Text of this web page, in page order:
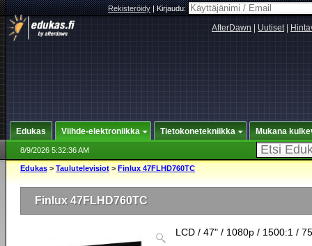
Rekisteröidy|Kirjaudu:
AfterDawn Uutiset|
Edukas Viihde-elektroniikka Tietokonetekniikka Mukana
8/9/2026 5:32:36 AM
Edukas > Taulutelevisiot > Finlux 47FLHD760TC
Finlux 47FLHD760TC
LCD / 47" / 1080p / 1500:1 /